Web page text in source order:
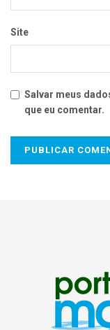
Site
Salvar meus
que eu comentar.